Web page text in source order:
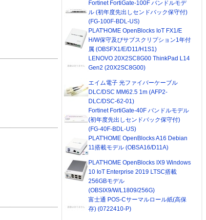
Fortinet FortiGate-100F バンドルモデ
ル (初年度先出しセンドバック保守付)
(FG-100F-BDL-US)
PLAT'HOME OpenBlocks IoT FX1/E
H/W保守及びサブスクリプション1年付
属 (OBSFX1/E/D11/H1S1)
LENOVO 20X2SC8G00 ThinkPad L14
Gen2 (20X2SC8G00)
エイム電子 光ファイバーケーブル
DLC/DSC MM62.5 1m (AFP2-
DLC/DSC-62-01)
Fortinet FortiGate-40F バンドルモデル
(初年度先出しセンドバック保守付)
(FG-40F-BDL-US)
PLAT'HOME OpenBlocks A16 Debian
11搭載モデル (OBSA16/D11A)
PLAT'HOME OpenBlocks IX9 Windows
10 IoT Enterprise 2019 LTSC搭載
256GBモデル
(OBSIX9/W/L1809/256G)
富士通 POS-Cサーマルロール紙(高保
存) (0722410-P)